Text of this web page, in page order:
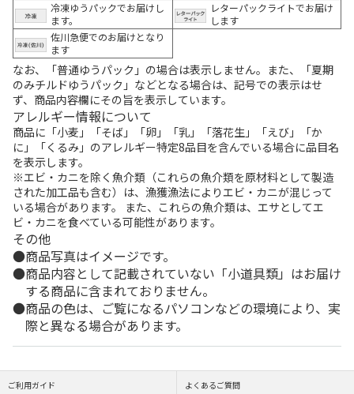
冷凍ゆうパックでお届けし
ます。
レターパックライトでお届け
します
佐川急便でのお届けとなり
ます
なお、「普通ゆうパック」の場合は表示しません。また、「夏期
のみチルドゆうパック」などとなる場合は、記号での表示はせ
ず、商品内容欄にその旨を表示しています。
アレルギー情報について
商品に「小麦」「そば」「卵」「乳」「落花生」「えび」「か
に」「くるみ」のアレルギー特定8品目を含んでいる場合に品目名
を表示します。
※エビ・カニを除く魚介類（これらの魚介類を原材料として製造
された加工品も含む）は、漁獲漁法によりエビ・カニが混じって
いる場合があります。 また、これらの魚介類は、エサとしてエ
ビ・カニを食べている可能性があります。
その他
商品写真はイメージです。
商品内容として記載されていない「小道具類」はお届け
する商品に含まれておりません。
商品の色は、ご覧になるパソコンなどの環境により、実
際と異なる場合があります。
ご利用ガイド よくあるご質問